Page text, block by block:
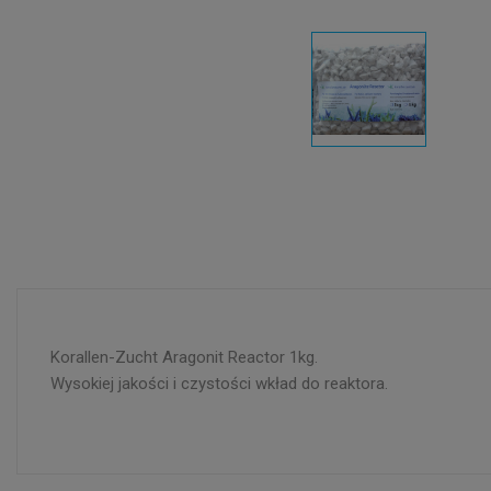
Korallen-Zucht Aragonit Reactor 1kg.
Wysokiej jakości i czystości wkład do reaktora.